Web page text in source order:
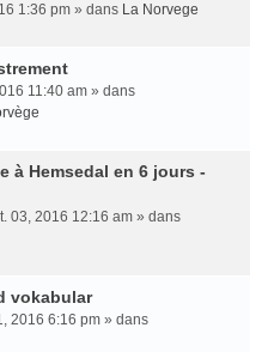
1:36 pm » dans La Norvege
11:40 am » dans
à Hemsedal en 6 jours -
03, 2016 12:16 am » dans
vokabular
2016 6:16 pm » dans